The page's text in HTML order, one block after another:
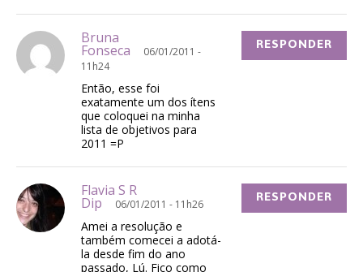
Bruna
Fonseca
06/01/2011 -
11h24
Então, esse foi
exatamente um dos ítens
que coloquei na minha
lista de objetivos para
2011 =P
RESPONDER
Flavia S R
Dip 06/01/2011 - 11h26
Amei a resolução e
também comecei a adotá-
la desde fim do ano
passado, Lú. Fico como
RESPONDER